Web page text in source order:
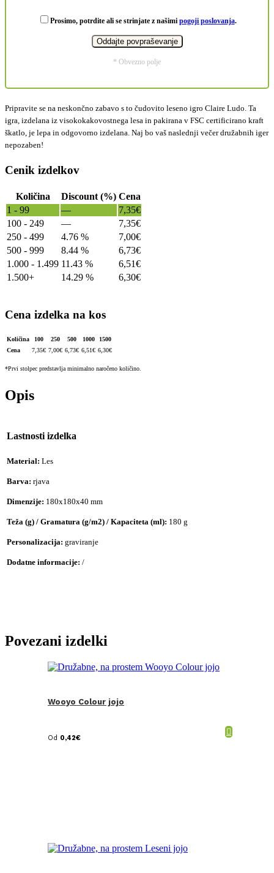
Prosimo, potrdite ali se strinjate z našimi pogoji poslovanja.
* Obvezno polje
Pripravite se na neskončno zabavo s to čudovito leseno igro Claire Ludo. Ta
igra, izdelana iz visokokakovostnega lesa in pakirana v FSC certificirano kraft
škatlo, je lepa in odgovorno izdelana. Naj bo vaš naslednji večer družabnih iger
nepozaben!
Cenik izdelkov
Količina Discount (%) Cena
1 - 99
— 7,35€
100 - 249
— 7,35€
250 - 499
4.76 % 7,00€
500 - 999
8.44 % 6,73€
1.000 - 1.499 11.43 % 6,51€
1.500+
14.29 % 6,30€
Cena izdelka na kos
Količina 100 250 500 1000
1500
Cena
7,35€ 7,00€ 6,73€ 6,51€ 6,30€
*Prvi stolpec predstavlja minimalno naročeno količino.
Opis
Lastnosti izdelka
Material: Les
Barva: rjava
Dimenzije: 180x180x40 mm
Teža (g) / Gramatura (g/m2) / Kapaciteta (ml): 180 g
Personalizacija: graviranje
Dodatne informacije: /
Povezani izdelki
Wooyo Colour jojo
Od 0,42€